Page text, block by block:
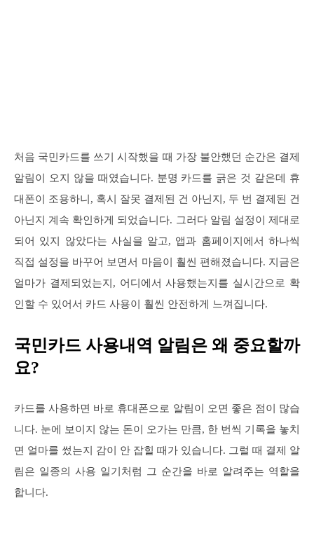
처음 국민카드를 쓰기 시작했을 때 가장 불안했던 순간은 결제
알림이 오지 않을 때였습니다. 분명 카드를 긁은 것 같은데 휴
대폰이 조용하니, 혹시 잘못 결제된 건 아닌지, 두 번 결제된 건
아닌지 계속 확인하게 되었습니다. 그러다 알림 설정이 제대로
되어 있지 않았다는 사실을 알고, 앱과 홈페이지에서 하나씩
직접 설정을 바꾸어 보면서 마음이 훨씬 편해졌습니다. 지금은
얼마가 결제되었는지, 어디에서 사용했는지를 실시간으로 확
인할 수 있어서 카드 사용이 훨씬 안전하게 느껴집니다.
국민카드 사용내역 알림은 왜 중요할까
요?
카드를 사용하면 바로 휴대폰으로 알림이 오면 좋은 점이 많습
니다. 눈에 보이지 않는 돈이 오가는 만큼, 한 번씩 기록을 놓치
면 얼마를 썼는지 감이 안 잡힐 때가 있습니다. 그럴 때 결제 알
림은 일종의 사용 일기처럼 그 순간을 바로 알려주는 역할을
합니다.